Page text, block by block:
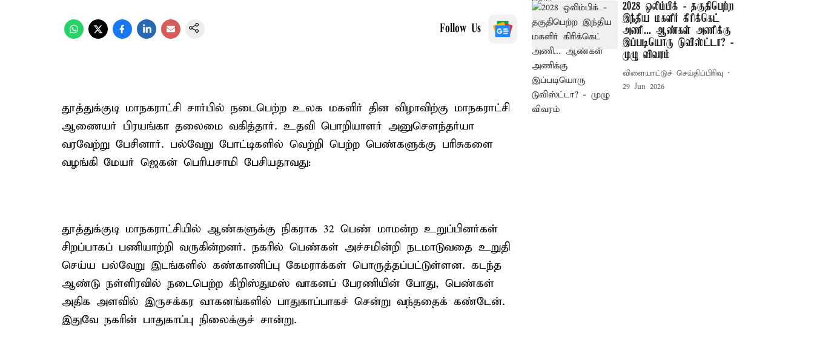
Follow Us
தூத்துக்குடி மாநகராட்சி சார்பில் நடைபெற்ற உலக மகளிர் தின விழாவிற்கு மாநகராட்சி
ஆணையர் பிரயங்கா தலைமை வகித்தார். உதவி பொறியாளர் அனுசௌந்தர்யா
வரவேற்று பேசினார். பல்வேறு போட்டிகளில் வெற்றி பெற்ற பெண்களுக்கு பரிசுகளை
வழங்கி மேயர் ஜெகன் பெரியசாமி பேசியதாவது:
தூத்துக்குடி மாநகராட்சியில் ஆண்களுக்கு நிகராக 32 பெண் மாமன்ற உறுப்பினர்கள்
சிறப்பாகப் பணியாற்றி வருகின்றனர். நகரில் பெண்கள் அச்சமின்றி நடமாடுவதை உறுதி
செய்ய பல்வேறு இடங்களில் கண்காணிப்பு கேமராக்கள் பொருத்தப்பட்டுள்ளன. கடந்த
ஆண்டு நள்ளிரவில் நடைபெற்ற கிறிஸ்துமஸ் வாகனப் பேரணியின் போது, பெண்கள்
அதிக அளவில் இருசக்கர வாகனங்களில் பாதுகாப்பாகச் சென்று வந்ததைக் கண்டேன்.
இதுவே நகரின் பாதுகாப்பு நிலைக்குச் சான்று.
2028 ஒலிம்பிக் - தகுதிபெற்ற
இந்திய மகளிர் கிரிக்கெட்
அணி... ஆண்கள் அணிக்கு
இப்படியொரு டுவிஸ்ட்டா? -
முழு விவரம்
விளையாட்டுச் செய்திப்பிரிவு
29 Jun 2026